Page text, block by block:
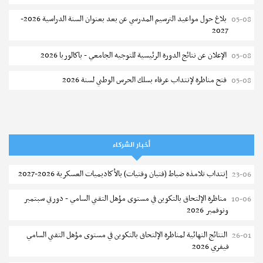
05-08
بلاغ حول مواعيد الترسيم المدرسي عن بعد بعنوان السنة الدراسية 2026-
2027
05-08 الإعلان عن نتائج الدورة الرئيسية للتوجيه الجامعي - باكالوريا 2026
05-08 فتح مناظرة لإنتداب عرفاء بسلك الحرس الوطني لسنة 2026
تمديد آجال الترشح للماجستير بكلية العلوم بقابس 2026-2027
نتائج القبول الأولي لمناظرة إنتداب أساتذة التعليم الثانوي والفني والتقني
أخبار الشركاء
23-06 إنتداب تلامذة ضباط (فتيان وفتيات) بالأكاديميات العسكرية 2026-2027
10-06 مناظرة الإلتحاق بالتكوين في مستوى مؤهل التقني السامي - دورتي سبتمبر
ونوفمبر 2026
26-01 النتائج النهائية لمناظرة الإلتحاق بالتكوين في مستوى مؤهل التقني السامي
فيفري 2026